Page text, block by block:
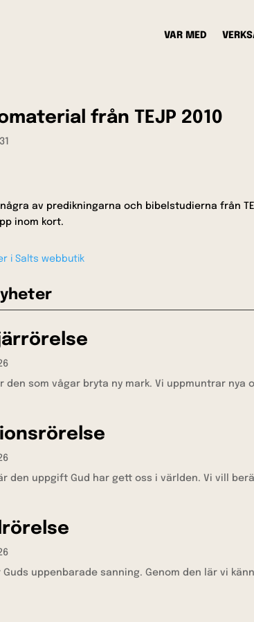
VAR MED
från TEJP 2010
av predikningarna och bibelstudierna från
inom kort.
i Salts webbutik
den som vågar bryta ny mark. Vi uppmuntrar nya
den uppgift Gud har gett oss i världen. Vi vill
Guds uppenbarade sanning. Genom den lär vi